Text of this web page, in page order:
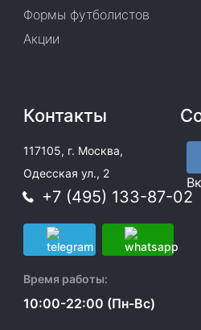
Формы футболистов
Акции
Контакты
117105, г. Москва,
Одесская ул., 2
+7 (495) 133-87-02
Время работы:
10:00-22:00 (Пн-Вс)